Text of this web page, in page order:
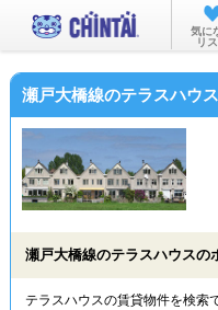
お
気に
リ
瀬戸大橋線のテラスハウ
瀬戸大橋線のテラスハウスの
テラスハウスの賃貸物件を検索